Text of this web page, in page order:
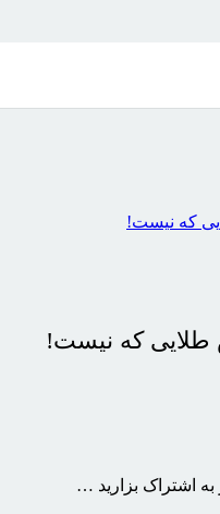
که نیست!
طلایی که نیست!
به اشتراک بزارید …